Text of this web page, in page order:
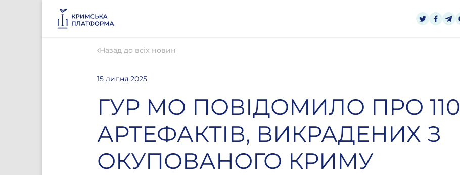
Назад до всіх новин
15 липня 2025
ГУР МО ПОВІДОМИЛО ПРО 110
АРТЕФАКТІВ, ВИКРАДЕНИХ З
ОКУПОВАНОГО КРИМУ